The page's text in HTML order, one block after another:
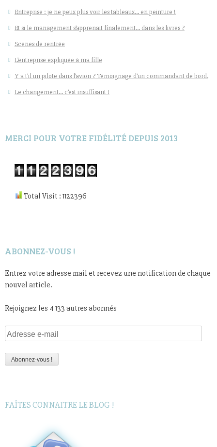
Entreprise : je ne peux plus voir les tableaux… en peinture !
Et si le management s’apprenait finalement… dans les livres ?
Scènes de rentrée
L’entreprise expliquée à ma fille
Y a t’il un pilote dans l’avion ? Témoignage d’un commandant de bord.
Le changement… c’est insuffisant !
MERCI POUR VOTRE FIDÉLITÉ DEPUIS 2013
Total Visit : 1122396
ABONNEZ-VOUS !
Entrez votre adresse mail et recevez une notification de chaque
nouvel article.
Rejoignez les 4 133 autres abonnés
Adresse
e-
mail
Abonnez-vous !
FAÎTES CONNAITRE LE BLOG !